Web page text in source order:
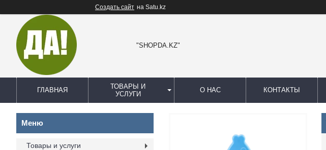
Создать сайт на Satu.kz
"SHOPDA.KZ"
ГЛАВНАЯ
ТОВАРЫ И
УСЛУГИ
О НАС КОНТАКТЫ
Товары и услуги